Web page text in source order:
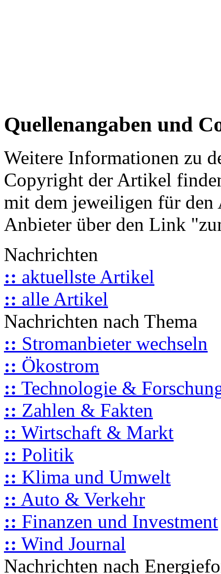
Quellenangaben und
Weitere Informationen zu
Copyright der Artikel
mit dem jeweiligen für
Anbieter über den Link
Nachrichten
:: aktuellste Artikel
:: alle Artikel
Nachrichten nach Thema
:: Stromanbieter wechseln
:: Ökostrom
:: Technologie &
:: Zahlen & Fakten
:: Wirtschaft & Markt
:: Politik
:: Klima und Umwelt
:: Auto & Verkehr
:: Finanzen und Investment
:: Wind Journal
Nachrichten nach